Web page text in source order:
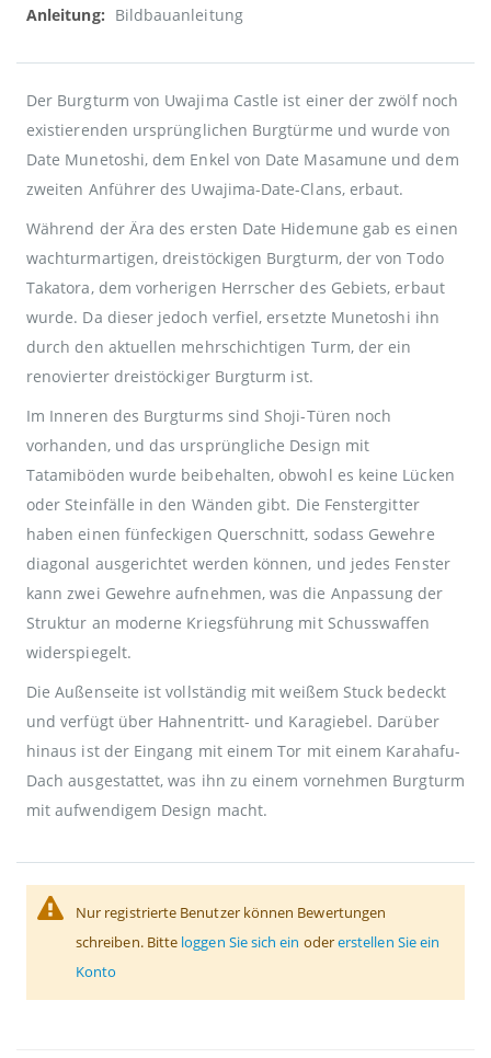
Bildbauanleitung
Der Burgturm von Uwajima Castle ist einer der zwölf noch
existierenden ursprünglichen Burgtürme und wurde von
Date Munetoshi, dem Enkel von Date Masamune und dem
zweiten Anführer des Uwajima-Date-Clans, erbaut.
Während der Ära des ersten Date Hidemune gab es einen
wachturmartigen, dreistöckigen Burgturm, der von Todo
Takatora, dem vorherigen Herrscher des Gebiets, erbaut
wurde. Da dieser jedoch verfiel, ersetzte Munetoshi ihn
durch den aktuellen mehrschichtigen Turm, der ein
renovierter dreistöckiger Burgturm ist.
Im Inneren des Burgturms sind Shoji-Türen noch
vorhanden, und das ursprüngliche Design mit
Tatamiböden wurde beibehalten, obwohl es keine Lücken
oder Steinfälle in den Wänden gibt. Die Fenstergitter
haben einen fünfeckigen Querschnitt, sodass Gewehre
diagonal ausgerichtet werden können, und jedes Fenster
kann zwei Gewehre aufnehmen, was die Anpassung der
Struktur an moderne Kriegsführung mit Schusswaffen
widerspiegelt.
Die Außenseite ist vollständig mit weißem Stuck bedeckt
und verfügt über Hahnentritt- und Karagiebel. Darüber
hinaus ist der Eingang mit einem Tor mit einem Karahafu-
Dach ausgestattet, was ihn zu einem vornehmen Burgturm
mit aufwendigem Design macht.
Nur registrierte Benutzer können Bewertungen
schreiben. Bitte loggen Sie sich ein odererstellen Sie ein
Konto